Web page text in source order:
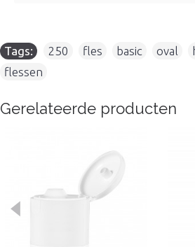
Tags: 250 fles basic oval
flessen
Gerelateerde producten